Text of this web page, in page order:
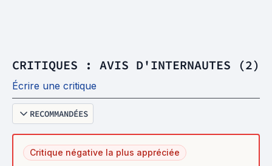
CRITIQUES : AVIS D'INTERNAUTES (2)
Écrire une critique
RECOMMANDÉES
Critique négative la plus appréciée